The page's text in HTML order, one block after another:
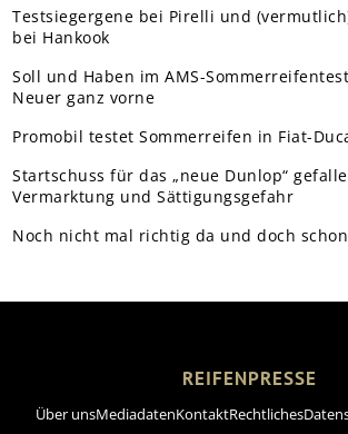
Testsiegergene bei Pirelli und
bei Hankook
Soll und Haben im AMS-
Neuer ganz vorne
Promobil testet Sommerreifen in Fiat-
Startschuss für das „neue Dunlop“
Vermarktung und Sättigungsgefahr
Noch nicht mal richtig da und doch
REIFENPRESSE
Über unsMediadatenKontaktRechtliches